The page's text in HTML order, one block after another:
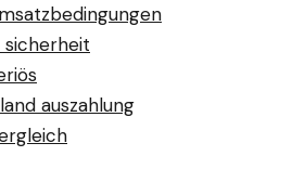
sicherheit
auszahlung